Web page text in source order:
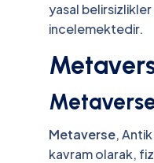
yasal belirsizlikler
incelemektedir.
Metaverse,
kavram olarak,